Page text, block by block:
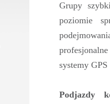
Grupy
poziomie
systemy
Podjazdy